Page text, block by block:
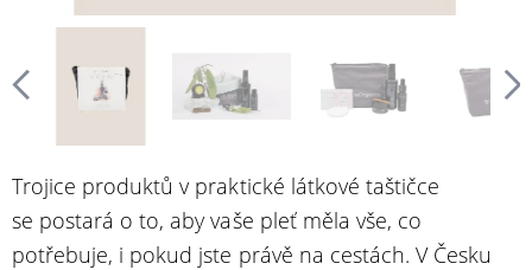
Trojice produktů v praktické látkové taštičce
se postará o to, aby vaše pleť měla vše, co
potřebuje, i pokud jste právě na cestách. V Česku